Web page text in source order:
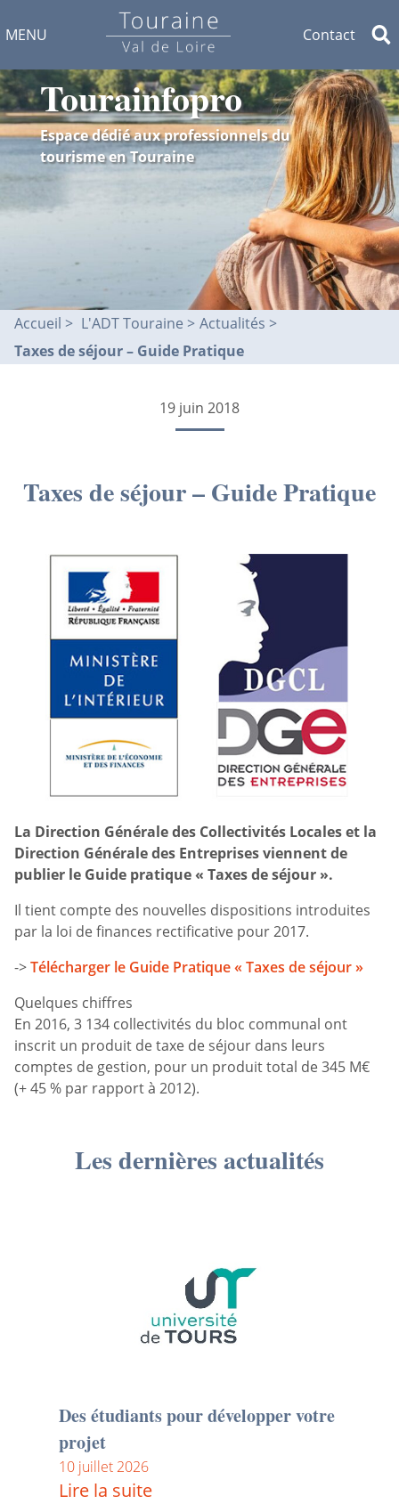
MENU Contact
Tourainfopro
Espace dédié aux professionnels du
tourisme en Touraine
Accueil L'ADT Touraine > Actualités
Taxes de séjour – Guide Pratique
19 juin 2018
Taxes de séjour – Guide Pratique
La Direction Générale des Collectivités Locales et la
Direction Générale des Entreprises viennent de
publier le Guide pratique « Taxes de séjour ».
Il tient compte des nouvelles dispositions introduites
par la loi de finances rectificative pour 2017.
->Télécharger le Guide Pratique « Taxes de séjour »
Quelques chiffres
En 2016, 3 134 collectivités du bloc communal ont
inscrit un produit de taxe de séjour dans leurs
comptes de gestion, pour un produit total de 345 M€
(+ 45 % par rapport à 2012).
Les dernières actualités
Des étudiants pour développer votre
projet
10 juillet 2026
Lire la suite